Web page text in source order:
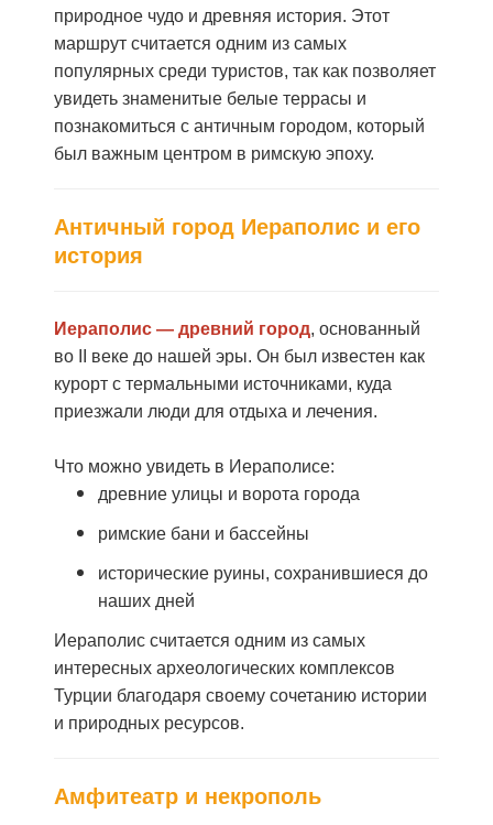
природное чудо и древняя история. Этот
маршрут считается одним из самых
популярных среди туристов, так как позволяет
увидеть знаменитые белые террасы и
познакомиться с античным городом, который
был важным центром в римскую эпоху.
Античный город Иераполис и его
история
Иераполис — древний город, основанный
во
веке до нашей эры. Он был известен как
курорт с термальными источниками, куда
приезжали люди для отдыха и лечения.
Что можно увидеть в Иераполисе:
древние улицы и ворота города
римские бани и бассейны
исторические руины, сохранившиеся до
наших дней
Иераполис считается одним из самых
интересных археологических комплексов
Турции благодаря своему сочетанию истории
и природных ресурсов.
Амфитеатр и некрополь